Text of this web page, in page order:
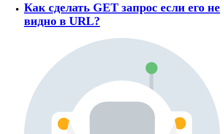
Как сделать GET запрос если его не
видно в URL?